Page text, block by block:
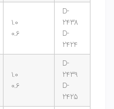
1.0
0.6
D-
2438
D-
2424
1.0
0.6
D-
2439
D-
2425